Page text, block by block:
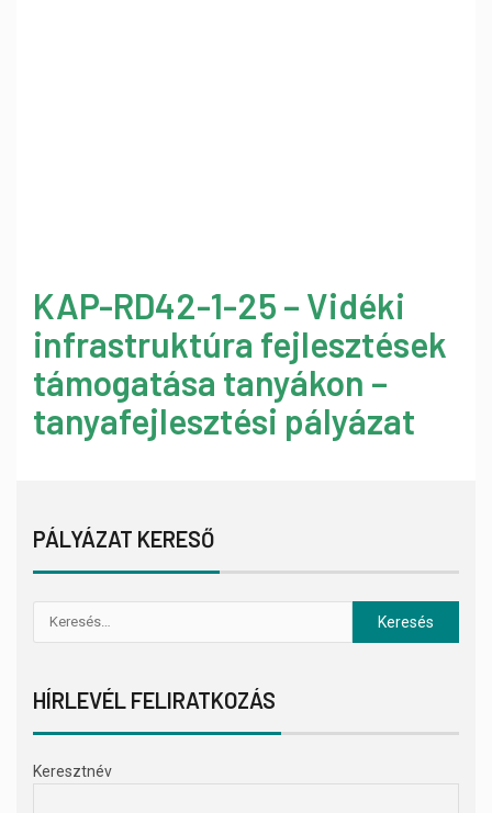
KAP-RD42-1-25 – Vidéki
infrastruktúra fejlesztések
támogatása tanyákon –
tanyafejlesztési pályázat
PÁLYÁZAT KERESŐ
HÍRLEVÉL FELIRATKOZÁS
Keresztnév